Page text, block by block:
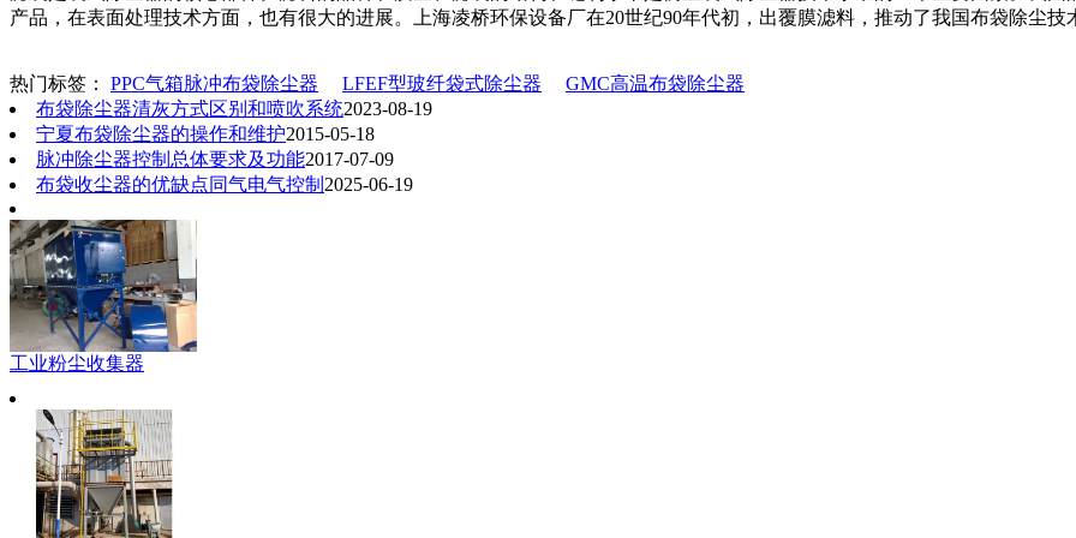
产品，在表面处理技术方面，也有很大的进展。上海凌桥环保设备厂在20世纪90年代初，出覆膜滤料，推动了我国布袋除尘技
热门标签： PPC气箱脉冲布袋除尘器 LFEF型玻纤袋式除尘器
GMC高温布袋除尘器
布袋除尘器清灰方式区别和喷吹系统2023-08-19
宁夏布袋除尘器的操作和维护2015-05-18
脉冲除尘器控制总体要求及功能2017-07-09
布袋收尘器的优缺点同气电气控制 2025-06-19
工业粉尘收集器